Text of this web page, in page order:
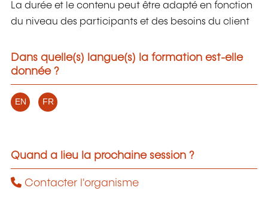
La durée et le contenu peut être adapté en fonction
du niveau des participants et des besoins du client
Dans quelle(s) langue(s) la formation est-elle
donnée ?
EN FR
Quand a lieu la prochaine session ?
Contacter l'organisme